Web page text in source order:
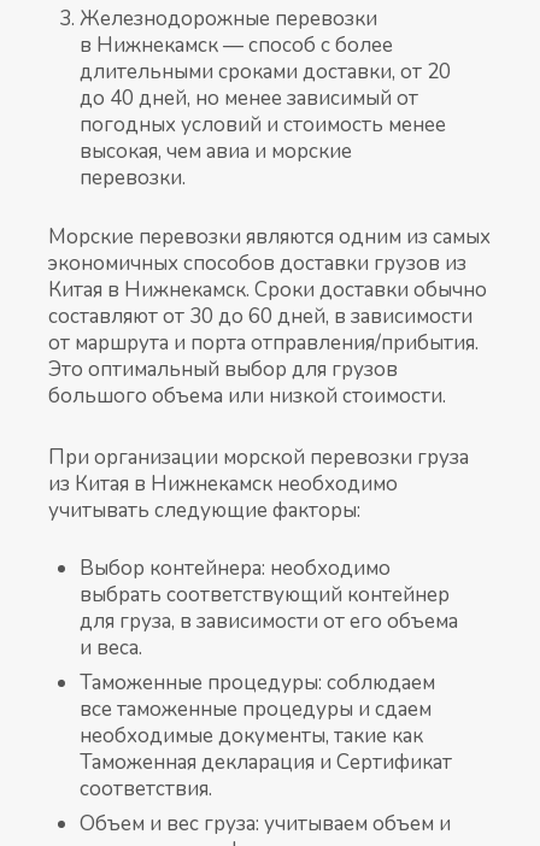
Железнодорожные перевозки
в Нижнекамск — способ с более
длительными сроками доставки, от 20
до 40 дней, но менее зависимый от
погодных условий и стоимость менее
высокая, чем авиа и морские
перевозки.
Морские перевозки являются одним из самых
экономичных способов доставки грузов из
Китая в Нижнекамск. Сроки доставки обычно
составляют от 30 до 60 дней, в зависимости
от маршрута и порта отправления/прибытия.
Это оптимальный выбор для грузов
большого объема или низкой стоимости.
При организации морской перевозки груза
из Китая в Нижнекамск необходимо
учитывать следующие факторы:
Выбор контейнера: необходимо
выбрать соответствующий контейнер
для груза, в зависимости от его объема
и веса.
Таможенные процедуры: соблюдаем
все таможенные процедуры и сдаем
необходимые документы, такие как
Таможенная декларация и Сертификат
соответствия.
Объем и вес груза: учитываем объем и